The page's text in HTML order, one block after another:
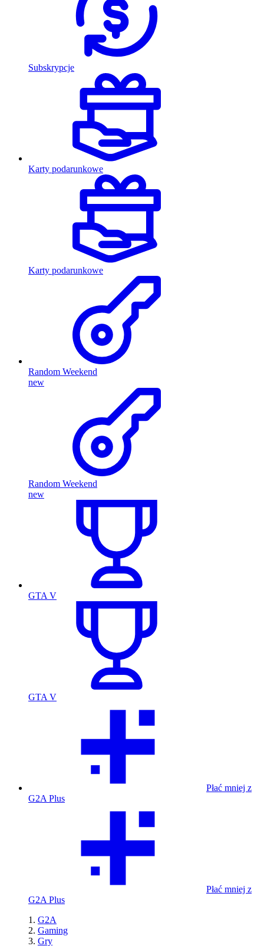
Subskrypcje
Karty podarunkowe
Karty podarunkowe
Random Weekend
new
Random Weekend
new
GTA V
GTA V
Płać mniej z
G2A Plus
Płać mniej z
G2A Plus
G2A
Gaming
Gry